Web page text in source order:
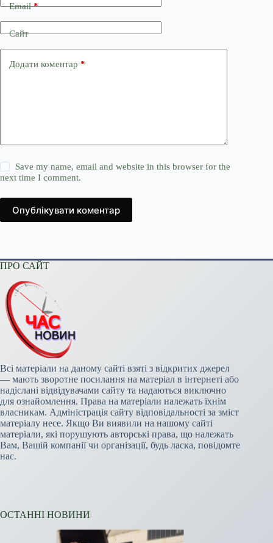
Email*
Сайт
Додати коментар *
Save my name, email and website in this browser for the
next time I comment.
Опублікувати коментар
ПРО САЙТ
Всі матеріали на даному сайті взяті з відкритих джерел
— мають зворотне посилання на матеріал в інтернеті або
надіслані відвідувачами сайту та надаються виключно
для ознайомлення. Права на матеріали належать їхнім
власникам. Адміністрація сайту відповідальності за зміст
матеріалу несе. Якщо Ви виявили на нашому сайті
матеріали, які порушують авторські права, що належать
Вам, Вашій компанії чи організації, будь ласка, повідомте
нас.
ОСТАННІ НОВИНИ